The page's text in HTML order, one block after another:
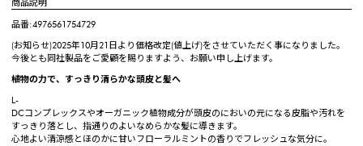
商品説明
品番:4976561754729
(お知らせ)2025年10月21日より価格改定(値上げ)をさせていただく事になりました。
今後とも同社製品をご愛顧を賜りますよう、お願い申し上げます。
植物の力で、すっきり清らかな頭皮と髪へ
L-
DCコンプレックスやオーガニック植物成分が頭皮のにおいの元になる皮脂や汚れを
すっきり落とし、指通りのよいなめらかな髪に導きます。
心地よい清涼感とほのかに甘いフローラルミントの香りでフレッシュな気分に。